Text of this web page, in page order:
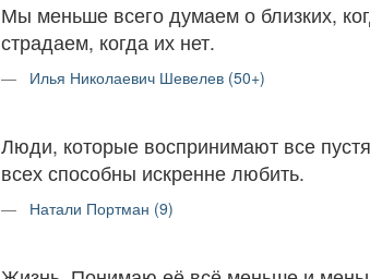
Мы меньше всего думаем о близких,
страдаем, когда их нет.
Илья Николаевич Шевелев (50+)
Люди, которые воспринимают все
всех способны искренне любить.
Натали Портман (9)